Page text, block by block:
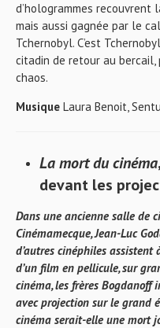
d’hologrammes
mais aussi gagnée par le
Tchernobyl. C’est
citadin de retour au
chaos.
Musique Laura Benoit,
La mort du cinéma
devant les
Dans une ancienne salle de
Cinémamecque, Jean-Luc
d’autres cinéphiles
d’un film en pellicule, sur
cinéma, les frères
avec projection sur le grand
cinéma serait-elle une mort